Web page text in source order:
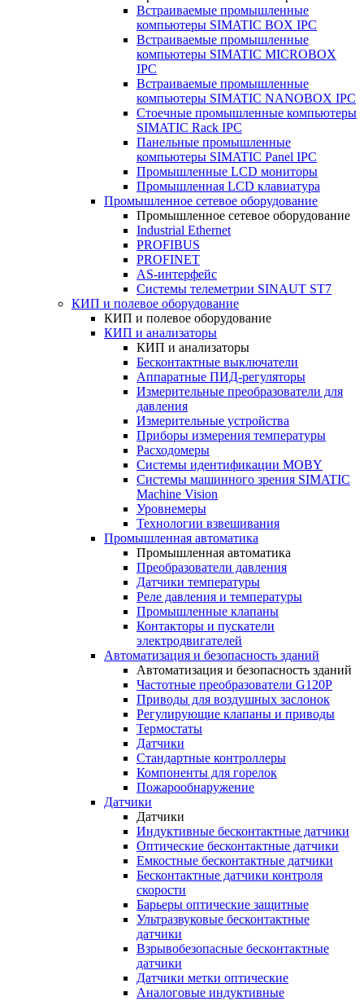
Встраиваемые промышленные
компьютеры SIMATIC BOX IPC
Встраиваемые промышленные
компьютеры SIMATIC MICROBOX
IPC
Встраиваемые промышленные
компьютеры SIMATIC NANOBOX IPC
Стоечные промышленные компьютеры
SIMATIC Rack IPC
Панельные промышленные
компьютеры SIMATIC Panel IPC
Промышленные LCD мониторы
Промышленная LCD клавиатура
Промышленное сетевое оборудование
Промышленное сетевое оборудование
Industrial Ethernet
PROFIBUS
PROFINET
AS-интерфейс
Системы телеметрии SINAUT ST7
КИП и полевое оборудование
КИП и полевое оборудование
КИП и анализаторы
КИП и анализаторы
Бесконтактные выключатели
Аппаратные ПИД-регуляторы
Измерительные преобразователи для
давления
Измерительные устройства
Приборы измерения температуры
Расходомеры
Системы идентификации MOBY
Системы машинного зрения SIMATIC
Machine Vision
Уровнемеры
Технологии взвешивания
Промышленная автоматика
Промышленная автоматика
Преобразователи давления
Датчики температуры
Реле давления и температуры
Промышленные клапаны
Контакторы и пускатели
электродвигателей
Автоматизация и безопасность зданий
Автоматизация и безопасность зданий
Частотные преобразователи G120P
Приводы для воздушных заслонок
Регулирующие клапаны и приводы
Термостаты
Датчики
Стандартные контроллеры
Компоненты для горелок
Пожарообнаружение
Датчики
Датчики
Индуктивные бесконтактные датчики
Оптические бесконтактные датчики
Емкостные бесконтактные датчики
Бесконтактные датчики контроля
скорости
Барьеры оптические защитные
Ультразвуковые бесконтактные
датчики
Взрывобезопасные бесконтактные
датчики
Датчики метки оптические
Аналоговые индуктивные